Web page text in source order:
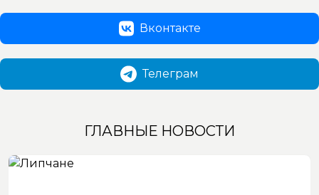
Вконтакте
Телеграм
ГЛАВНЫЕ НОВОСТИ